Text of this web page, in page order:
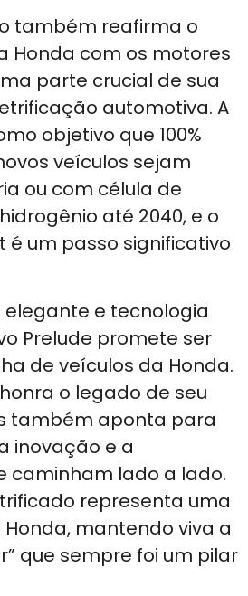
também reafirma o
Honda com os motores
parte crucial de sua
automotiva. A
objetivo que 100%
veículos sejam
ou com célula de
até 2040, e o
é um passo significativo
elegante e tecnologia
Prelude promete ser
de veículos da Honda.
o legado de seu
também aponta para
inovação e a
caminham lado a lado.
representa uma
mantendo viva a
que sempre foi um pilar